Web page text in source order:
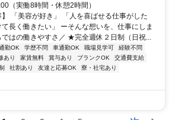
（実働8時間・休憩2時間）
「美容が好き」 「人を喜ばせる仕事がした
長く働きたい」 ーそんな想いを、仕事にしま
はの働きやすさ／ ★完全週休２日制（日祝...
勤OK 学歴不問 車通勤OK 職場見学可
経験不問
あり 家賃無料 賞与あり ブランクOK
交通費支給
社割あり 友達と応募OK
寮・社宅あり